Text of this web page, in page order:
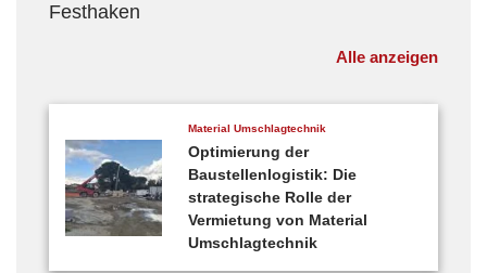
Alle anzeigen
Festhaken
Material Umschlagtechnik
Optimierung der
Baustellenlogistik: Die
strategische Rolle der
Vermietung von Material
Umschlagtechnik